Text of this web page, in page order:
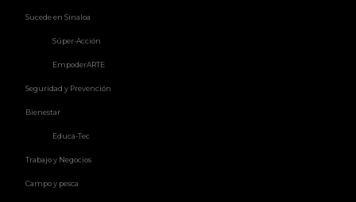
Sucede en Sinaloa
Súper-Acción
EmpoderARTE
Seguridad y Prevención
Bienestar
Educa-Tec
Trabajo y Negocios
Campo y pesca